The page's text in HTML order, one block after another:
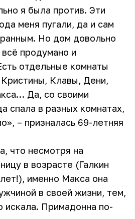
я была против. Эти
меня пугали, да и сам
Но дом довольно
продумано и
отдельные комнаты
Клавы, Дени,
Да, со своими
спала в разных комнатах,
– призналась 69-летняя
что несмотря на
в возрасте (Галкин
именно Макса она
в своей жизни, тем,
искала. Примадонна по-